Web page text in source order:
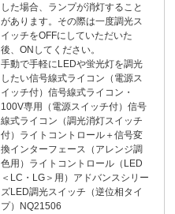
した場合、ランプが消灯すること
があります。その際は一度調光ス
イッチをOFFにしていただいた
後、ONしてください。
手動で手軽にLEDや蛍光灯を調光
したい信号線式ライコン（電源ス
イッチ付）信号線式ライコン・
100V専用（電源スイッチ付）信号
線式ライコン（調光消灯スイッチ
付）ライトコントロール＋信号変
換インターフェース（アレンジ調
色用）ライトコントロール（LED
＜LC・LG＞用）アドバンスシリー
ズLED調光スイッチ（逆位相タイ
プ）NQ21506